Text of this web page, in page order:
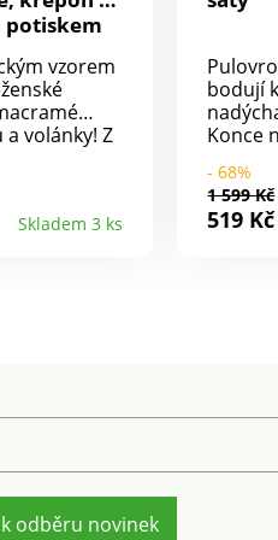
vzorem
volánky! Z
potisk
Kulatý
s
Skladem 3 ks
bodují
Konce
Mírně
pase.
- 68%
1 599 Kč
519 Kč
odběru novinek